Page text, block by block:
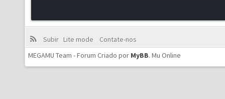
Subir Lite mode
Contate-nos
MEGAMU Team - Forum Criado por MyBB. Mu Online